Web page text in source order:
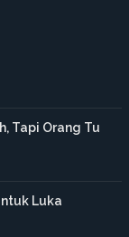
Tapi Orang Tu
Luka